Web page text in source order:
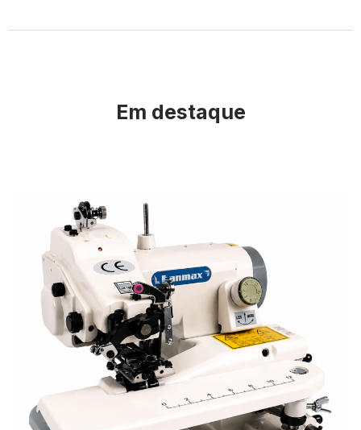
Em destaque